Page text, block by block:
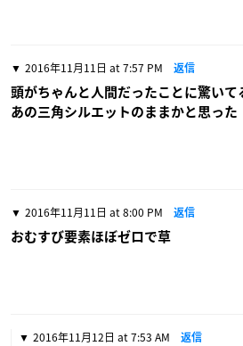
2016年11月11日 at 7:57 PM 返信
頭がちゃんと人間だったことに驚いて
あの三角シルエットのままかと思った
2016年11月11日 at 8:00 PM 返信
おむすび要素ほぼゼロで草
2016年11月12日 at 7:53 AM 返信